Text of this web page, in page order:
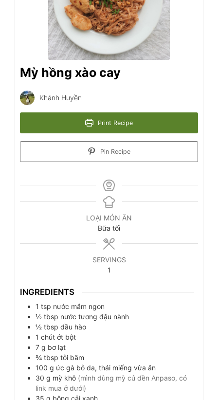
Mỳ hồng xào cay
Khánh Huyền
Print Recipe
Pin Recipe
LOẠI MÓN ĂN
Bữa tối
SERVINGS
1
INGREDIENTS
1 tsp nước mắm ngon
½ tbsp nước tương đậu nành
½ tbsp dầu hào
1 chút ớt bột
7 g bơ lạt
¾ tbsp tỏi băm
100 g ức gà bỏ da, thái miếng vừa ăn
30 g mỳ khô (mình dùng mỳ củ dền Anpaso, có
link mua ở dưới)